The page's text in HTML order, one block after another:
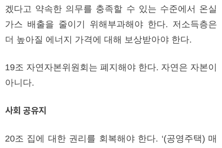
겠다고 약속한 의무를 충족할 수 있는 수준에서 온실
가스 배출을 줄이기 위해부과해야 한다. 저소득층은
더 높아질 에너지 가격에 대해 보상받아야 한다.
19조 자연자본위원회는 폐지해야 한다. 자연은 자본이
아니다.
사회 공유지
20조 집에 대한 권리를 회복해야 한다. ‘(공영주택) 매